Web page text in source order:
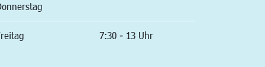
7:30 - 13 Uhr